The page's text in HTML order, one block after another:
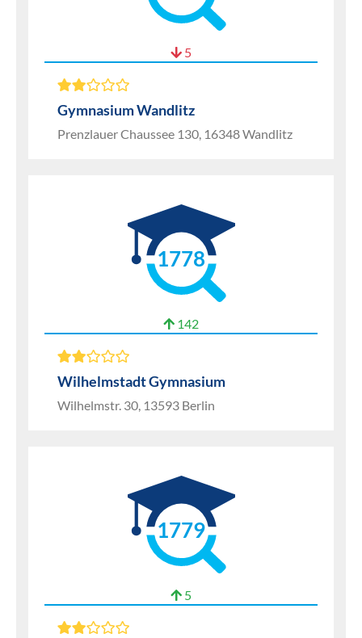
5
Gymnasium Wandlitz
Prenzlauer Chaussee 130, 16348 Wandlitz
1778
142
Wilhelmstadt Gymnasium
Wilhelmstr. 30, 13593 Berlin
1779
5